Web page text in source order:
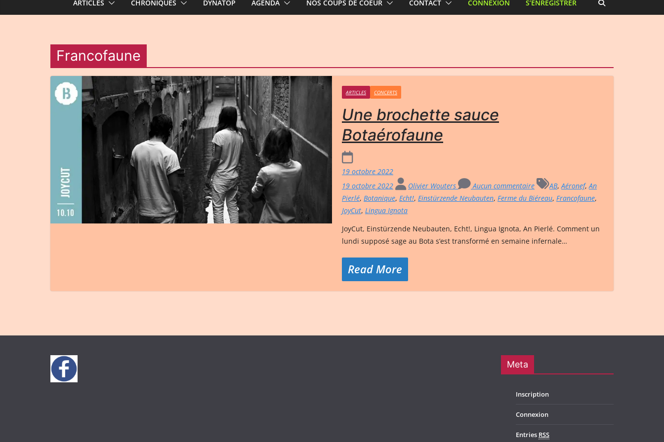
ARTICLES CHRONIQUES DYNATOP AGENDA NOS COUPS DE COEUR CONTACT CONNEXION S’ENREGISTRER
Francofaune
ARTICLES CONCERTS
Une brochette sauce
Botaérofaune
19 octobre 2022
19 octobre 2022
Olivier Wouters Aucun commentaire AB,Aéronef,An
Pierlé, Botanique, Echt!, Einstürzende Neubauten, Ferme du Biéreau, Francofaune,
JoyCut, Lingua Ignota
JoyCut, Einstürzende Neubauten, Echt!, Lingua Ignota, An Pierlé. Comment un
lundi supposé sage au Bota s’est transformé en semaine infernale…
Read More
Meta
Inscription
Connexion
Entries RSS